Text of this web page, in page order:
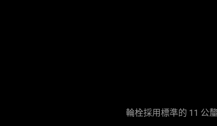
輪栓採用標準的 11 公